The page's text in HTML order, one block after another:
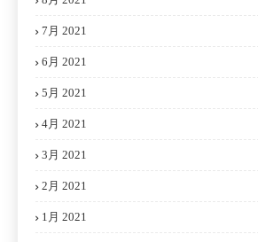
7月 2021
6月 2021
5月 2021
4月 2021
3月 2021
2月 2021
1月 2021